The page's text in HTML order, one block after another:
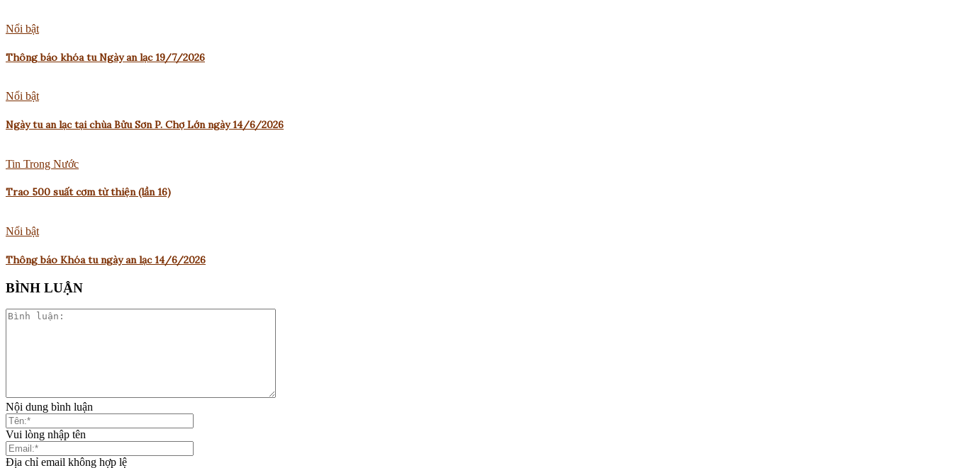
Nổi bật
Thông báo khóa tu Ngày an lạc 19/7/2026
Nổi bật
Ngày tu an lạc tại chùa Bửu Sơn P. Chợ Lớn ngày 14/6/2026
Tin Trong Nước
Trao 500 suất cơm từ thiện (lần 16)
Nổi bật
Thông báo Khóa tu ngày an lạc 14/6/2026
BÌNH LUẬN
Nội dung bình luận
Vui lòng nhập tên
Địa chỉ email không hợp lệ